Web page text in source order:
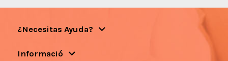
¿Necesitas Ayuda?
Informació